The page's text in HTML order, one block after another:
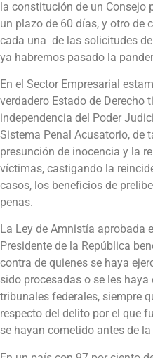
la constitución de un Consejo
un plazo de 60 días, y otro de
cada una de las solicitudes
ya habremos pasado la
En el Sector Empresarial
verdadero Estado de Derecho
independencia del Poder
Sistema Penal Acusatorio, de
presunción de inocencia y la
víctimas, castigando la
casos, los beneficios de
penas.
La Ley de Amnistía aprobada
Presidente de la República
contra de quienes se haya
sido procesadas o se les
tribunales federales, siempre
respecto del delito por el que
se hayan cometido antes de